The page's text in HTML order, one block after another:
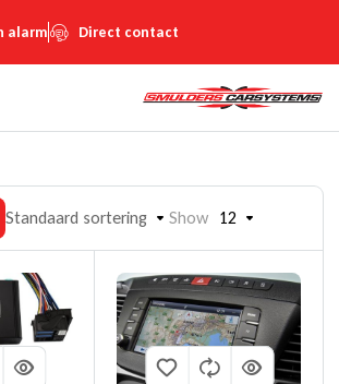
alarm Direct contact
Standaard sortering Show 12